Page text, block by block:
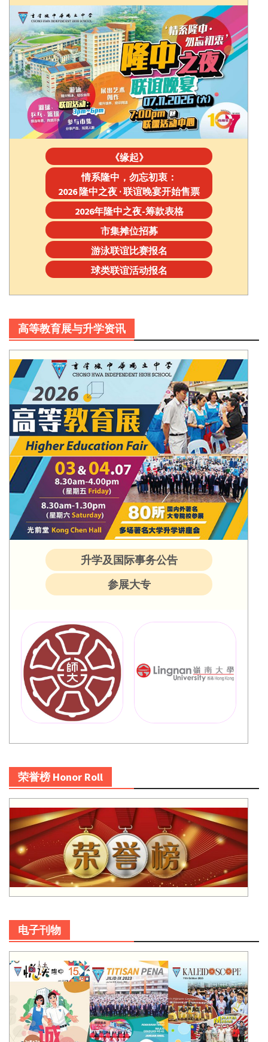
《缘起》
情系隆中，勿忘初衷：
2026 隆中之夜 · 联谊晚宴开始售票
2026年隆中之夜-筹款表格
市集摊位招募
游泳联谊比赛报名
球类联谊活动报名
高等教育展与升学资讯
升学及国际事务公告
参展大专
荣誉榜 Honor Roll
电子刊物